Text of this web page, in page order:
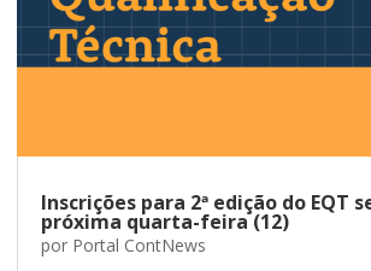
Inscrições para 2ª edição do EQT
próxima quarta-feira (12)
por Portal ContNews